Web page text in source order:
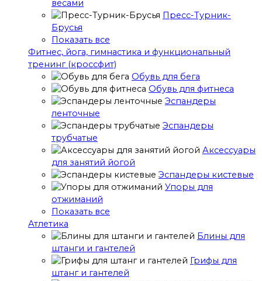
весами
Пресс-Турник-
Брусья
Показать все
Фитнес, йога, гимнастика и функциональный
тренинг (кроссфит)
Обувь для бега
Обувь для фитнеса
Эспандеры
ленточные
Эспандеры
трубчатые
Аксессуары
для занятий йогой
Эспандеры кистевые
Упоры для
отжиманий
Показать все
Атлетика
Блины для
штанги и гантелей
Грифы для
штанг и гантелей